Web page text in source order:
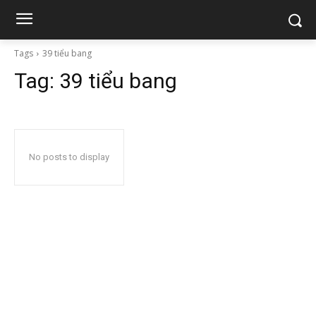
Tags 39 tiểu bang
Tag: 39 tiểu bang
No posts to display